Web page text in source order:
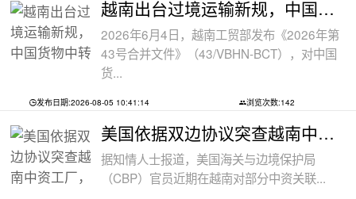
越南出台过境运输新规，中国货物中转通
2026年6月4日，越南工贸部发布《2026年第
43号合并文件》（43/VBHN-BCT），对中国
货...
发布日期:2026-08-05 10:41:14 浏览次数:142
美国依据双边协议突查越南中资工厂，三
据知情人士报道，美国海关与边境保护局
（CBP）官员近期在越南对部分中资关联...